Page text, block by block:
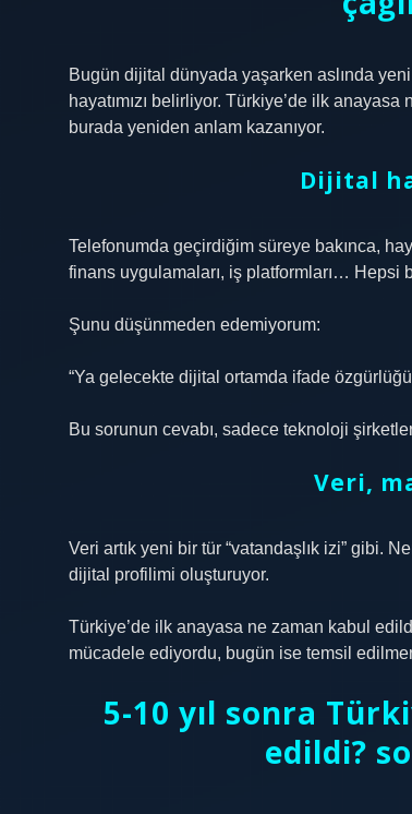
Bugün dijital dünyada yaşarken aslında
hayatımızı belirliyor. Türkiye’de ilk
burada yeniden anlam kazanıyor.
Dijital
Telefonumda geçirdiğim süreye bakınca,
finans uygulamaları, iş platformları… Hepsi
Şunu düşünmeden edemiyorum:
“Ya gelecekte dijital ortamda ifade
Bu sorunun cevabı, sadece teknoloji
Veri,
Veri artık yeni bir tür “vatandaşlık izi” gibi.
dijital profilimi oluşturuyor.
Türkiye’de ilk anayasa ne zaman kabul
mücadele ediyordu, bugün ise temsil
5-10 yıl sonra
edildi?